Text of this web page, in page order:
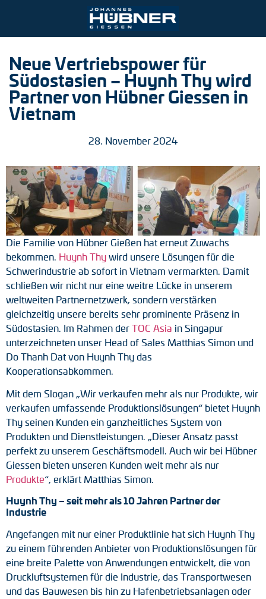
Produktfinder
Inkrementale Drehgeber
Absolute Drehgeber
Magnetische Drehgeber
Universal-Drehgeber-Systeme
Drehzahlschalter
Positionsschalter
Tacho-Generatoren
LWL-Signalübertragung
Impulsverteiler
Impulsumformer
Frequenz-Spannungs-Wandler
Handmessgeräte
Kabelschutz
Kupplungen
Zwischenflansche
Drehmomentstützen
DC Motoren
Hafen- und Krantechnologie
Bergbau
Stahl- und Walzwerke
Bahntechnik
Anfrageformular
Ansprechpartner
Engineering Support
Anbaulösungen
After-Sales-Service
Downloads
Stellenangebote
Ihre Kontaktmöglichkeiten
Johannes Hübner Giessen
Zum Kontaktformular
Neue Vertriebspower für
Südostasien – Huynh Thy wird
Partner von Hübner Giessen in
Vietnam
28. November 2024
Die Familie von Hübner Gießen hat erneut Zuwachs
bekommen. Huynh Thy wird unsere Lösungen für die
Schwerindustrie ab sofort in Vietnam vermarkten. Damit
schließen wir nicht nur eine weitre Lücke in unserem
weltweiten Partnernetzwerk, sondern verstärken
gleichzeitig unsere bereits sehr prominente Präsenz in
Südostasien. Im Rahmen der TOC Asia in Singapur
unterzeichneten unser Head of Sales Matthias Simon und
Do Thanh Dat von Huynh Thy das
Kooperationsabkommen.
Mit dem Slogan „Wir verkaufen mehr als nur Produkte, wir
verkaufen umfassende Produktionslösungen“ bietet Huynh
Thy seinen Kunden ein ganzheitliches System von
Produkten und Dienstleistungen. „Dieser Ansatz passt
perfekt zu unserem Geschäftsmodell. Auch wir bei Hübner
Giessen bieten unseren Kunden weit mehr als nur
Produkte“, erklärt Matthias Simon.
Huynh Thy – seit mehr als 10 Jahren Partner der
Industrie
Angefangen mit nur einer Produktlinie hat sich Huynh Thy
zu einem führenden Anbieter von Produktionslösungen für
eine breite Palette von Anwendungen entwickelt, die von
Druckluftsystemen für die Industrie, das Transportwesen
und das Bauwesen bis hin zu Hafenbetriebsanlagen oder